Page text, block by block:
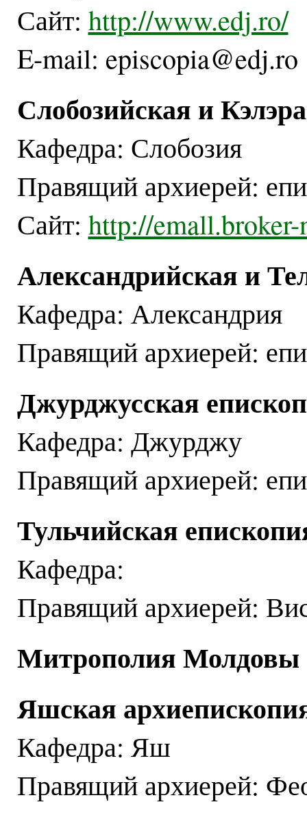
Сайт: http://www.edj.ro/
E-mail: episcopia@edj.ro
Слобозийская и
Кафедра: Слобозия
Правящий архиерей:
Сайт: http://emall.broker-
Александрийская и
Кафедра: Александрия
Правящий архиерей:
Джурджусская
Кафедра: Джурджу
Правящий архиерей:
Тульчийская
Кафедра:
Правящий архиерей:
Митрополия
Яшская
Кафедра: Яш
Правящий архиерей: